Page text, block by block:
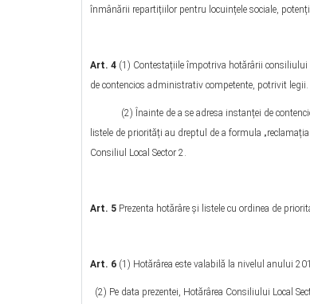
înmânării repartițiilor pentru locuințele sociale,
Art. 4 (1) Contestațiile împotriva hotărârii
de contencios administrativ competente, potrivit legii.
(2) Înainte de a se adresa instanței de
listele de priorități au dreptul de a formula
Consiliul Local Sector 2.
Art. 5 Prezenta hotărâre şi listele cu ordinea de
Art. 6 (1) Hotărârea este valabilă la nivelul anului
(2) Pe data prezentei, Hotărârea Consiliului Local